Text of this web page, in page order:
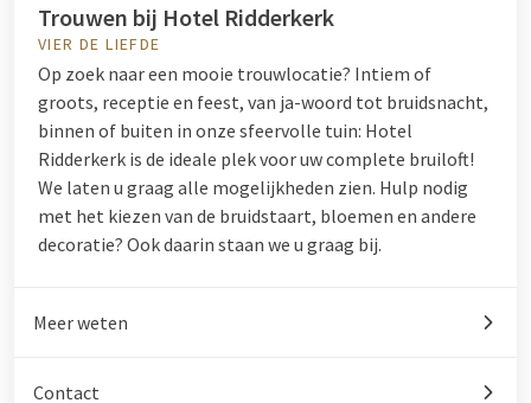
Trouwen bij Hotel Ridderkerk
VIER DE LIEFDE
Op zoek naar een mooie trouwlocatie? Intiem of
groots, receptie en feest, van ja-woord tot bruidsnacht,
binnen of buiten in onze sfeervolle tuin: Hotel
Ridderkerk is de ideale plek voor uw complete bruiloft!
We laten u graag alle mogelijkheden zien. Hulp nodig
met het kiezen van de bruidstaart, bloemen en andere
decoratie? Ook daarin staan we u graag bij.
Meer weten
Contact